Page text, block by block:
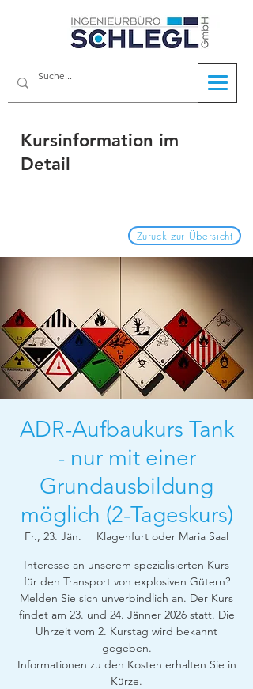
Kursinformation im
Detail
Zurück zur Übersicht
ADR-Aufbaukurs Tank
- nur mit einer
Grundausbildung
möglich (2-Tageskurs)
Fr., 23. Jän.
  |
Klagenfurt oder Maria Saal
Interesse an unserem spezialisierten Kurs
für den Transport von explosiven Gütern?
Melden Sie sich unverbindlich an. Der Kurs
findet am 23. und 24. Jänner 2026 statt. Die
Uhrzeit vom 2. Kurstag wird bekannt
gegeben.
Informationen zu den Kosten erhalten Sie in
Kürze.